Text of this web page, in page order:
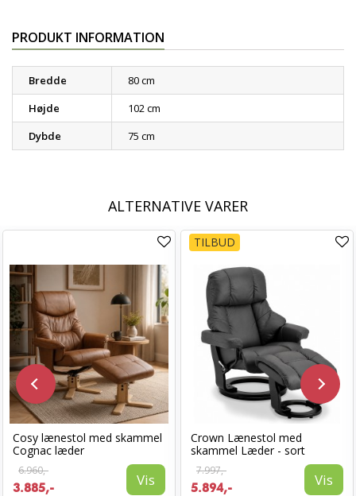
PRODUKT INFORMATION
Bredde
80 cm
Højde
102 cm
Dybde
75 cm
ALTERNATIVE VARER
Cosy lænestol med skammel
Cognac læder
6.960,-
3.885,- Vis
TILBUD
Crown Lænestol med
skammel Læder - sort
7.997,-
5.894,- Vis